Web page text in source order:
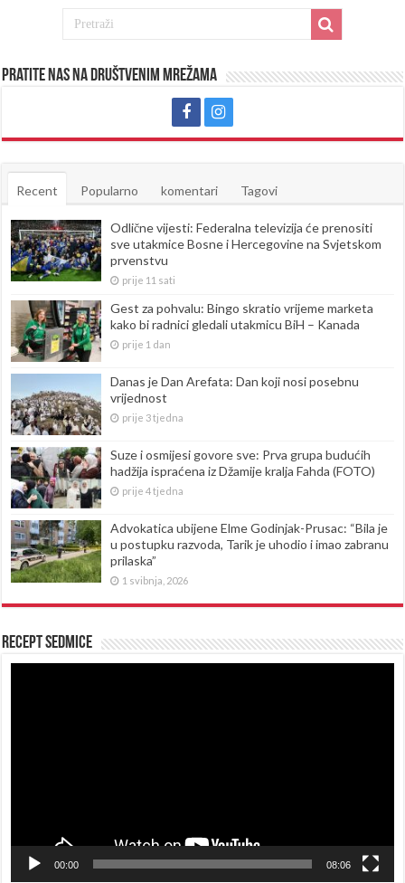
Pratite nas na društvenim mrežama
Recent Popularno komentari Tagovi
Odlične vijesti: Federalna televizija će prenositi
sve utakmice Bosne i Hercegovine na Svjetskom
prvenstvu
prije 11 sati
Gest za pohvalu: Bingo skratio vrijeme marketa
kako bi radnici gledali utakmicu BiH – Kanada
prije 1 dan
Danas je Dan Arefata: Dan koji nosi posebnu
vrijednost
prije 3 tjedna
Suze i osmijesi govore sve: Prva grupa budućih
hadžija ispraćena iz Džamije kralja Fahda (FOTO)
prije 4 tjedna
Advokatica ubijene Elme Godinjak-Prusac: “Bila je
u postupku razvoda, Tarik je uhodio i imao zabranu
prilaska”
1 svibnja, 2026
Recept sedmice
00:00 08:06